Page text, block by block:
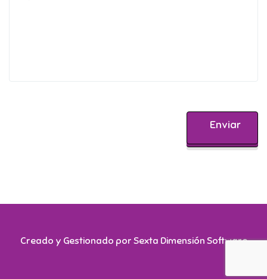
Creado y Gestionado por Sexta Dimensión Software